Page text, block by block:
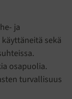
ja
sekä
osapuolia.
turvallisuus